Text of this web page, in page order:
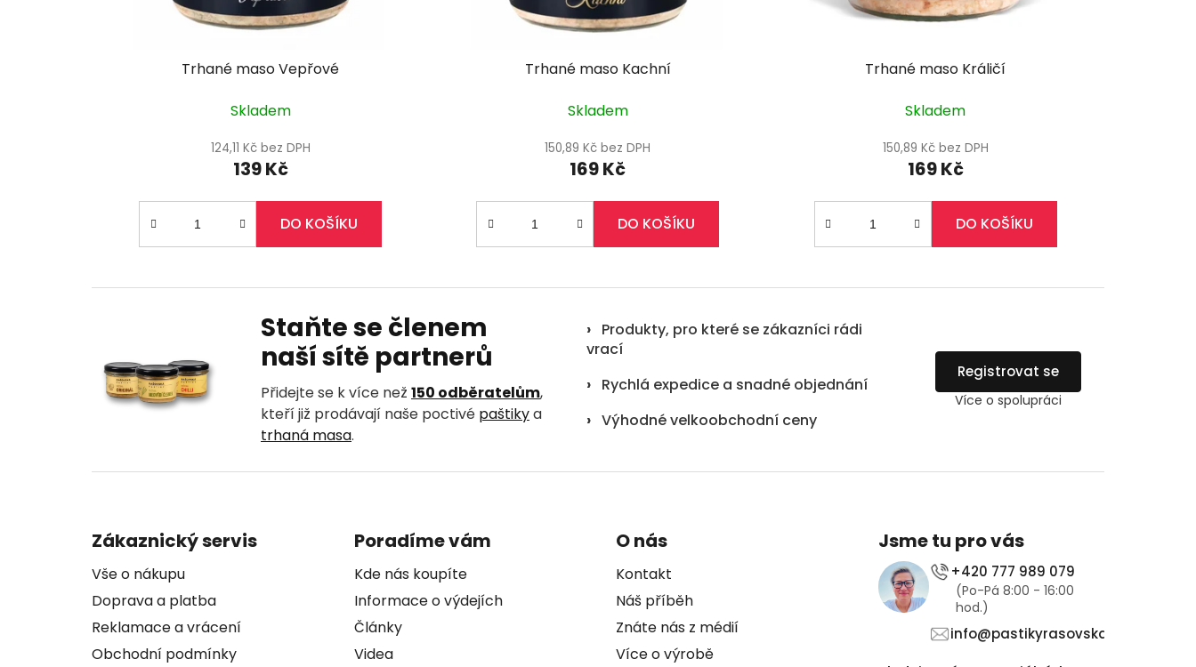
Trhané maso Vepřové
Skladem
124,11 Kč bez DPH
139 Kč
DO KOŠÍKU
Trhané maso Kachní
Skladem
150,89 Kč bez DPH
169 Kč
DO KOŠÍKU
Trhané maso Králičí
Skladem
150,89 Kč bez DPH
169 Kč
DO KOŠÍKU
Staňte se členem
naší sítě partnerů
Přidejte se k více než 150 odběratelům,
kteří již prodávají naše poctivé paštikya
trhaná masa.
› Produkty, pro které se zákazníci rádi
vrací
› Rychlá expedice a snadné objednání
› Výhodné velkoobchodní ceny
Registrovat se
Více o spolupráci
Zákaznický servis
Vše o nákupu
Doprava a platba
Reklamace a vrácení
Obchodní podmínky
Poradíme vám
Kde nás koupíte
Informace o výdejích
Články
Videa
O nás
Kontakt
Náš příběh
Znáte nás z médií
Více o výrobě
Jsme tu pro vás
+420 777 989 079
(Po-Pá 8:00 - 16:00
hod.)
info@pastikyrasovska.cz